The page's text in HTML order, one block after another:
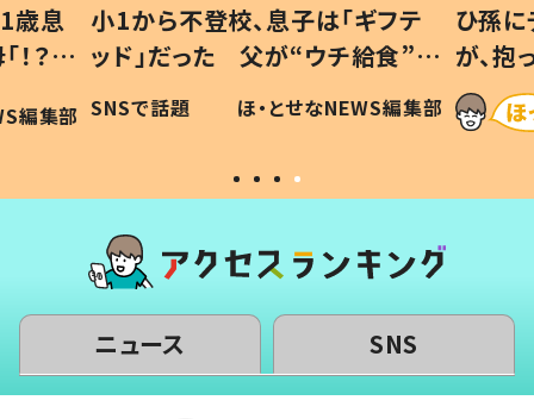
歳息
？」
編集部
小1から不登校、息子は「ギフテ
ッド」だった 父が“ウチ給食”を
作り続ける理由とは #令和の親
#令和の子
SNSで話題 ほ・とせなNEWS編集部
ひ孫
が、
「涙が
い」
ニュース SNS